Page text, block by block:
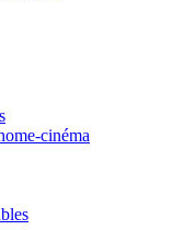
cinéma